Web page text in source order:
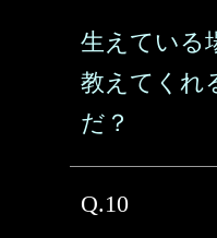
生えている
教えてくれ
だ？
Q.10